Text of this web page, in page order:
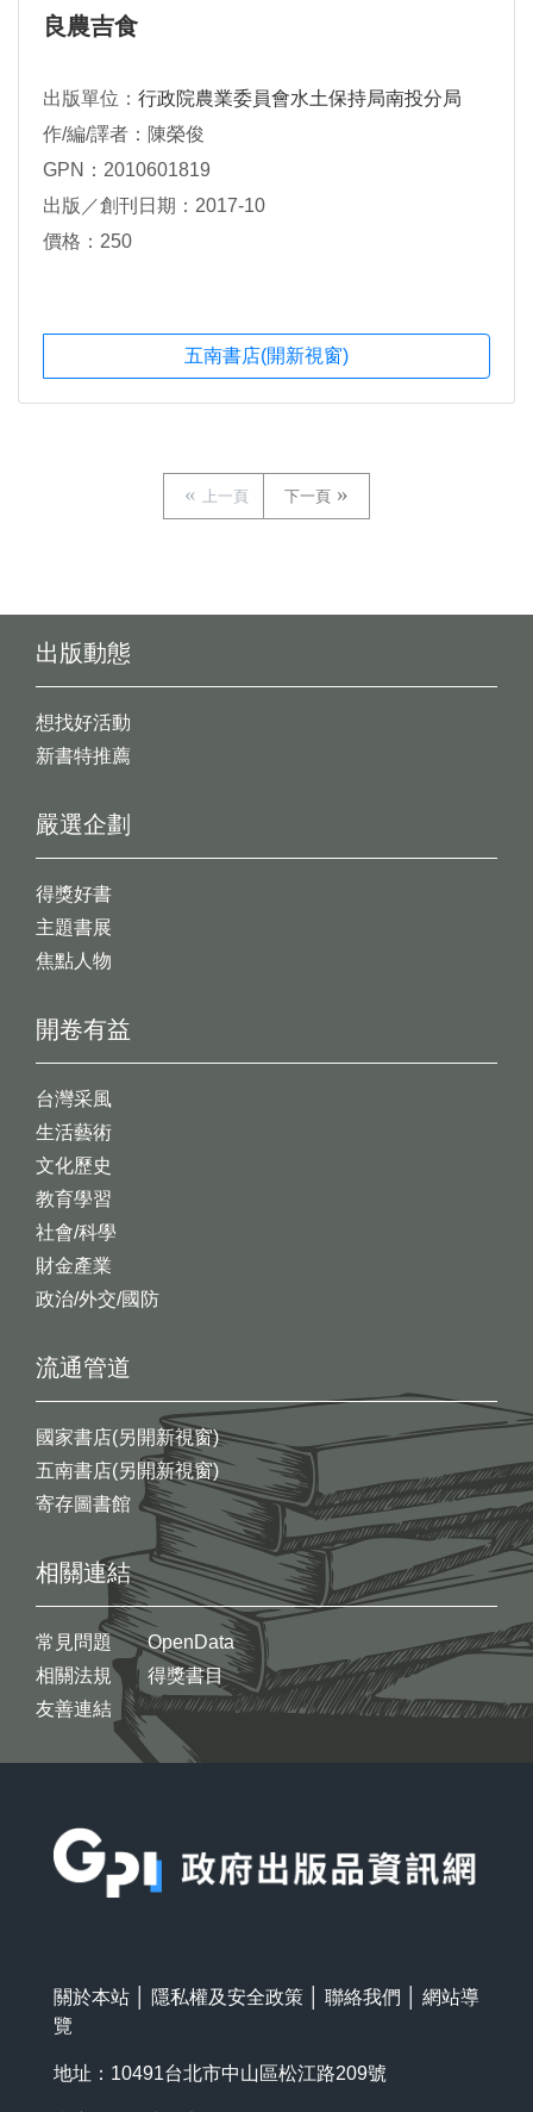
良農吉食
出版單位： 行政院農業委員會水土保持局南投分局
作/編/譯者：陳榮俊
GPN：2010601819
出版／創刊日期：2017-10
價格：250
五南書店(開新視窗)
上一頁 下一頁
出版動態
想找好活動
新書特推薦
開卷有益
台灣采風
生活藝術
文化歷史
教育學習
社會/科學
財金產業
政治/外交/國防
嚴選企劃
得獎好書
主題書展
焦點人物
流通管道
國家書店(另開新視窗)
五南書店(另開新視窗)
寄存圖書館
相關連結
常見問題
相關法規
友善連結
OpenData
得獎書目
關於本站 隱私權及安全政策 聯絡我們
網站導
覽
地址：10491台北市中山區松江路209號